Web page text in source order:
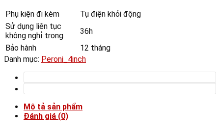
Phụ kiện đi kèm
Tụ điện khỏi động
Sử dụng liên tục
không nghỉ trong
36h
Bảo hành
12 tháng
Danh mục: Peroni_4inch
Mô tả sản phẩm
Đánh giá (0)